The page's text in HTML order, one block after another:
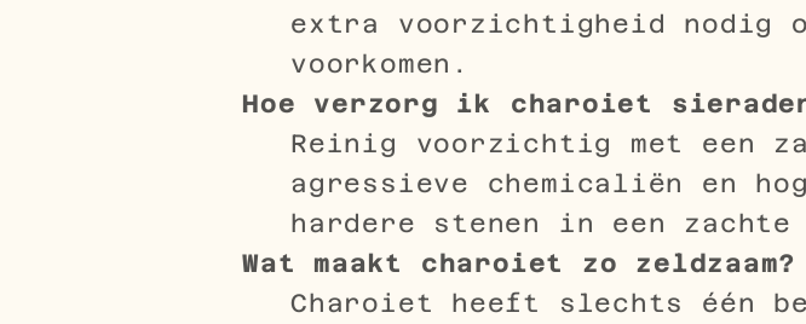
extra voorzichtigheid nodig
voorkomen.
Hoe verzorg ik charoiet
Reinig voorzichtig met een
agressieve chemicaliën en
hardere stenen in een zachte
Wat maakt charoiet zo zeldzaam?
Charoiet heeft slechts één